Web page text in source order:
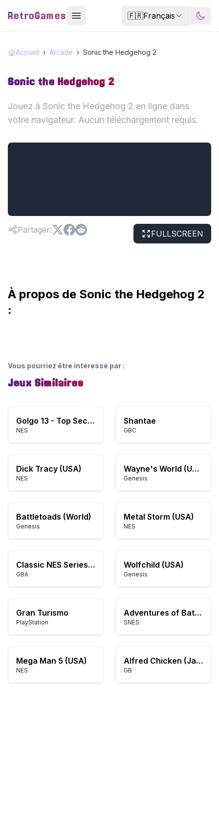
RetroGames 🇫🇷Français
Accueil › Arcade › Sonic the Hedgehog 2
Sonic the Hedgehog 2
Jouez à Sonic the Hedgehog 2 en ligne dans
votre navigateur. Aucun téléchargement requis.
Partager: FULLSCREEN
À propos de Sonic the Hedgehog 2
:
Vous pourriez être intéressé par :
Jeux Similaires
Golgo 13 - Top Secret Episode (USA)
NES
Shantae
GBC
Dick Tracy (USA)
NES
Wayne's World (USA)
Genesis
Battletoads (World)
Genesis
Metal Storm (USA)
NES
Classic NES Series: Super Mario Bros.
GBA
Wolfchild (USA)
Genesis
Gran Turismo
PlayStation
Adventures of Batman & Robin, The (Europe)
SNES
Mega Man 5 (USA)
NES
Alfred Chicken (Japan)
GB